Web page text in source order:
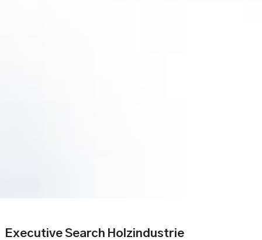
Executive Search Holzindustrie